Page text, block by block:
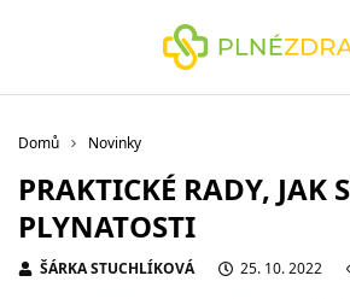
Domů Novinky
PRAKTICKÉ RADY, JAK
PLYNATOSTI
ŠÁRKA STUCHLÍKOVÁ 25. 10. 2022